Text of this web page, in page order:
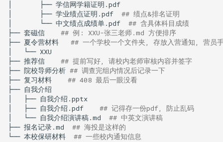
├── 学信网学籍证明.pdf
├── 学业绩点证明.pdf
## 绩点&排名证明
└── 中文绩点成绩单.pdf
## 含具体科目成绩
├── 套磁信
## 例: XXU-张三老师.md 方便排序
├── 夏令营材料
## 一个学校一个文件夹, 存放入营通知, 营员
└── XXU
├── 推荐信
## 提前写好, 请校内老师审核内容并签字
├── 院校导师分析 ## 调查完组内情况后记录一下
├── 复习材料
## 408 最后一眼没看
├── 自我介绍
├── 自我介绍.pptx
├── 自我介绍.pdf
## 记得存一份pdf, 防止乱码
└── 自我介绍演讲稿.md
## 中英文演讲稿
├── 报名记录.md
## 海投是这样的
└── 本校保研材料 ## 一些校内通知信息